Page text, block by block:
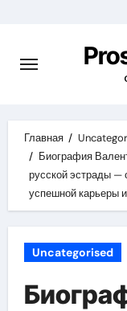
содержимому
Главная
Биография
русской эстрады —
успешной карьеры
Uncategorised